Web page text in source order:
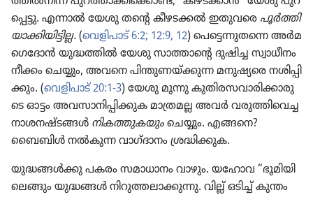
പ്പെട്ടു. എന്നാൽ യേശു തന്റെ കീഴടക്കൽ ഇതുവരെ പൂർത്തി​
യാ​ക്കി​യി​ട്ടില്ല. (വെളി​പാട്‌ 6:2; 12:9, 12) പെട്ടെ​ന്നു​തന്നെ അർമ​
ഗെ​ദോൻ യുദ്ധത്തിൽ യേശു സാത്താന്റെ ദുഷിച്ച സ്വാധീ​നം
നീക്കം ചെയ്യും, അവനെ പിന്തു​ണ​യ്‌ക്കുന്ന മനുഷ്യ​രെ നശിപ്പി​
ക്കും. (വെളി​പാട്‌ 20:1-3) യേശു മൂന്നു കുതി​ര​സ​വാ​രി​ക്കാ​രു​
ടെ ഓട്ടം അവസാ​നി​പ്പി​ക്കുക മാത്രമല്ല അവർ വരുത്തി​വെച്ച
നാശന​ഷ്ടങ്ങൾ നികത്തു​ക​യും ചെയ്യും. എങ്ങനെ?
ബൈബിൾ നൽകുന്ന വാഗ്‌ദാ​നം ശ്രദ്ധി​ക്കുക.
യുദ്ധങ്ങൾക്കു പകരം സമാധാ​നം വാഴും. യഹോവ “ഭൂമി​യി​
ലെ​ങ്ങും യുദ്ധങ്ങൾ നിറു​ത്ത​ലാ​ക്കു​ന്നു. വില്ല്‌ ഒടിച്ച്‌ കുന്തം